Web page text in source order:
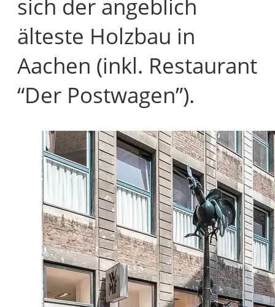
sich der angeblich
älteste Holzbau in
Aachen (inkl. Restaurant
“Der Postwagen”).